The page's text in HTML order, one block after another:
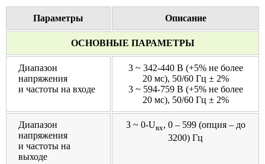
Параметры Описание
ОСНОВНЫЕ ПАРАМЕТРЫ
Диапазон
напряжения
и частоты на входе
3 ~ 342-440 В (+5% не более
20 мс), 50/60 Гц ± 2%
3 ~ 594-759 В (+5% не более
20 мс), 50/60 Гц ± 2%
Диапазон
напряжения
и частоты на
выходе
3 ~ 0-Uвх, 0 – 599 (опция – до
3200) Гц